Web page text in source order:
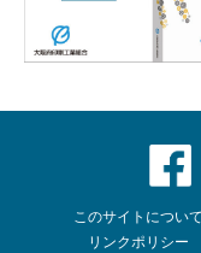
このサイトについて
リンクポリシー